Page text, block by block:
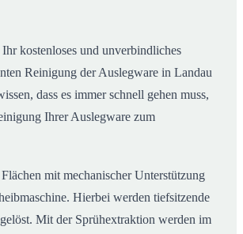
kostenloses und unverbindliches
Reinigung der Auslegware in Landau
dass es immer schnell gehen muss,
Ihrer Auslegware zum
mit mechanischer Unterstützung
Hierbei werden tiefsitzende
Mit der Sprühextraktion werden im